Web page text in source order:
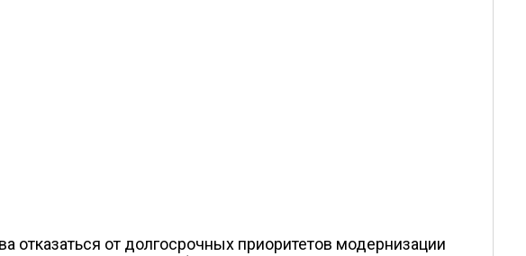
отказаться от долгосрочных приоритетов модернизации